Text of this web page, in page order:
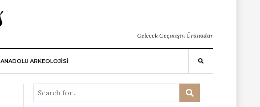
Gelecek Geçmişin Ürünüdür
ANADOLU ARKEOLOJİSİ